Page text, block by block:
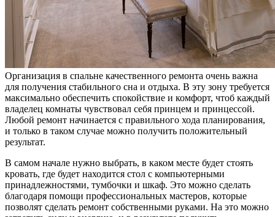
Организация в спальне качественного ремонта очень важна
для получения стабильного сна и отдыха. В эту зону требуется
максимально обеспечить спокойствие и комфорт, чтоб каждый
владелец комнаты чувствовал себя принцем и принцессой.
Любой ремонт начинается с правильного хода планирования,
и только в таком случае можно получить положительный
результат.
В самом начале нужно выбрать, в каком месте будет стоять
кровать, где будет находится стол с компьютерными
принадлежностями, тумбочки и шкаф. Это можно сделать
благодаря помощи профессиональных мастеров, которые
позволят сделать ремонт собственными руками. На это можно